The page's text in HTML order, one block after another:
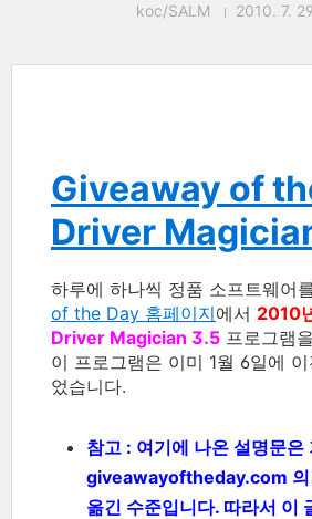
koc/SALM 2010. 7.
Giveaway of
Driver
하루에 하나씩 정품 소프트웨어
of the Day 홈페이지에서 2010
Driver Magician 3.5 프로그램
이 프로그램은 이미 1월 6일에
었습니다.
참고 : 여기에 나온 설명문은
giveawayoftheday.com 의
옮긴 수준입니다. 따라서 이